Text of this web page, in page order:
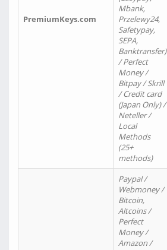
PremiumKeys.com
Mbank,
Przelewy24,
Safetypay,
SEPA,
Banktransfer)
/ Perfect
Money /
Bitpay / Skrill
/ Credit card
(Japan Only) /
Neteller /
Local
Methods
(25+
methods)
Paypal /
Webmoney /
Bitcoin,
Altcoins /
Perfect
Money /
Amazon /